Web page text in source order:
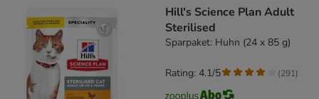
Hill's Science Plan Adult
Sterilised
Sparpaket: Huhn (24 x 85 g)
Rating: 4.1/5 (291)